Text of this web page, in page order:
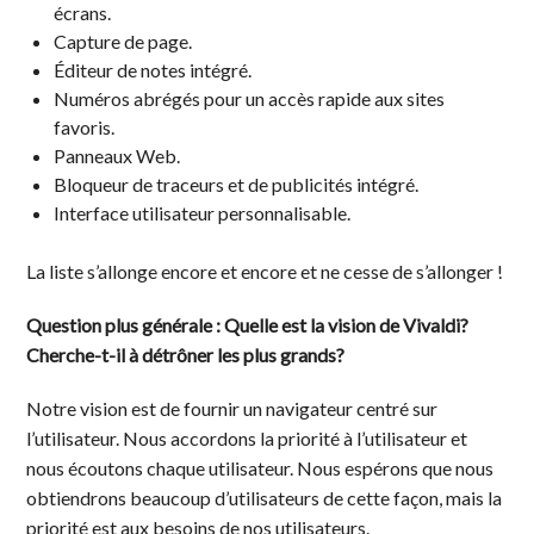
écrans.
Capture de page.
Éditeur de notes intégré.
Numéros abrégés pour un accès rapide aux sites
favoris.
Panneaux Web.
Bloqueur de traceurs et de publicités intégré.
Interface utilisateur personnalisable.
La liste s’allonge encore et encore et ne cesse de s’allonger !
Question plus générale : Quelle est la vision de Vivaldi?
Cherche-t-il à détrôner les plus grands?
Notre vision est de fournir un navigateur centré sur
l’utilisateur. Nous accordons la priorité à l’utilisateur et
nous écoutons chaque utilisateur. Nous espérons que nous
obtiendrons beaucoup d’utilisateurs de cette façon, mais la
priorité est aux besoins de nos utilisateurs.